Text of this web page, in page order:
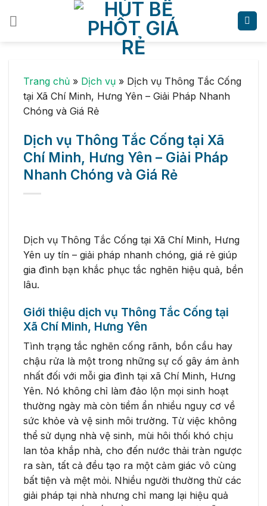
Trang chủ » Dịch vụ » Dịch vụ Thông Tắc Cống
tại Xã Chí Minh, Hưng Yên – Giải Pháp Nhanh
Chóng và Giá Rẻ
Dịch vụ Thông Tắc Cống tại Xã
Chí Minh, Hưng Yên – Giải Pháp
Nhanh Chóng và Giá Rẻ
Dịch vụ Thông Tắc Cống tại Xã Chí Minh, Hưng
Yên uy tín – giải pháp nhanh chóng, giá rẻ giúp
gia đình bạn khắc phục tắc nghẽn hiệu quả, bền
lâu.
Giới thiệu dịch vụ Thông Tắc Cống tại
Xã Chí Minh, Hưng Yên
Tình trạng tắc nghẽn cống rãnh, bồn cầu hay
chậu rửa là một trong những sự cố gây ám ảnh
nhất đối với mỗi gia đình tại xã Chí Minh, Hưng
Yên. Nó không chỉ làm đảo lộn mọi sinh hoạt
thường ngày mà còn tiềm ẩn nhiều nguy cơ về
sức khỏe và vệ sinh môi trường. Từ việc không
thể sử dụng nhà vệ sinh, mùi hôi thối khó chịu
lan tỏa khắp nhà, cho đến nước thải tràn ngược
ra sàn, tất cả đều tạo ra một cảm giác vô cùng
bất tiện và mệt mỏi. Nhiều người thường thử các
giải pháp tại nhà nhưng chỉ mang lại hiệu quả